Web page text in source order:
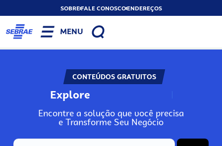
SOBREFALE CONOSCOENDEREÇOS
MENU
CONTEÚDOS GRATUITOS
Explore N
Encontre a solução que você precisa
e Transforme Seu Negócio